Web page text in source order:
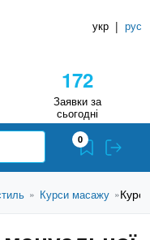
172
Заявки за
сьогодні
укр | рус
0
» Курси масажу »